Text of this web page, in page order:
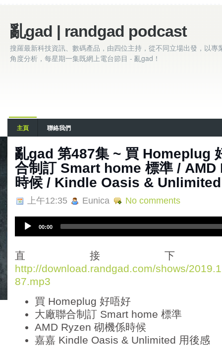
亂gad | randgad podcast
搜羅最新科技資訊、數碼產品，由四位主持，從不同立場出發，以專
角度分析，每星期一集既網上電台節目 - 亂gad！
主頁 聯絡我們
亂gad 第487集 ~ 買 Homeplug
合制訂 Smart home 標準 / AMD
時候 / Kindle Oasis &
上午12:35 Eunica No comments
i
o
P
l
00:00
直接
http://download.randgad.com/shows/
87.mp3
買 Homeplug 好唔好
大廠聯合制訂 Smart home 標準
AMD Ryzen 砌機係時候
嘉嘉 Kindle Oasis & Unlimited 用後感